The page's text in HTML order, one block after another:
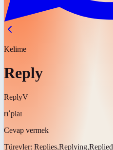
Kelime
Reply
ReplyV
rɪˈplaɪ
Cevap vermek
Türevler: Replies,Replying,Replied